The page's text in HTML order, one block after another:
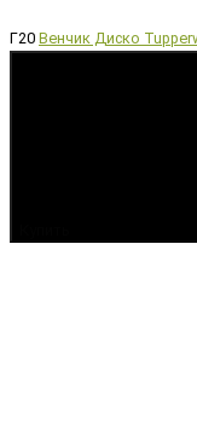
Г20 Венчик Диско